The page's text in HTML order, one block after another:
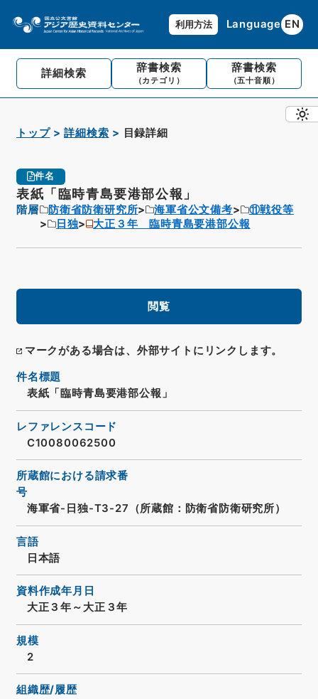
利用方法 Language EN
詳細検索 辞書検索
（カテゴリ）
辞書検索
（五十音順）
トップ 詳細検索 目録詳細
件名
表紙「臨時青島要港部公報」
階層 防衛省防衛研究所 海軍省公文備考
⑪戦役等
日独
大正３年 臨時青島要港部公報
閲覧
マークがある場合は、外部サイトにリンクします。
件名標題
表紙「臨時青島要港部公報」
レファレンスコード
C10080062500
所蔵館における請求番
号
海軍省-日独-T3-27（所蔵館：防衛省防衛研究所）
言語
日本語
資料作成年月日
大正３年～大正３年
規模
2
組織歴/履歴